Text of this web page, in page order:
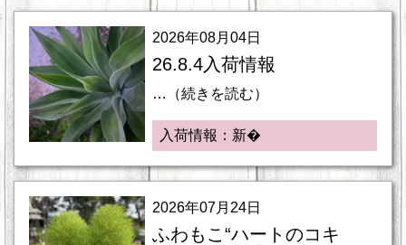
2026年08月04日
26.8.4入荷情報
…（続きを読む）
入荷情報：新�
2026年07月24日
ふわもこ“ハートのコキ